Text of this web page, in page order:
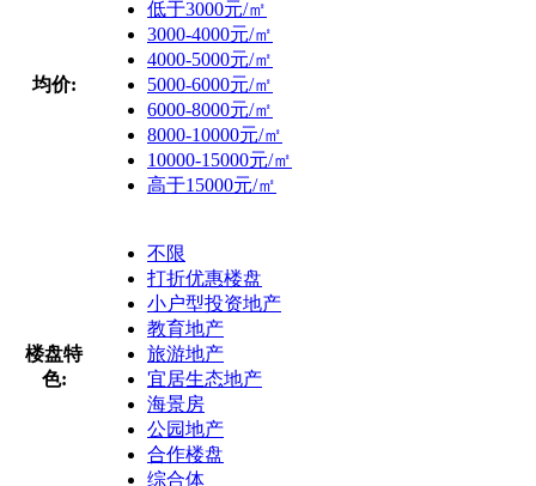
均价:
低于3000元/㎡
3000-4000元/㎡
4000-5000元/㎡
5000-6000元/㎡
6000-8000元/㎡
8000-10000元/㎡
10000-15000元/㎡
高于15000元/㎡
楼盘特
色:
不限
打折优惠楼盘
小户型投资地产
教育地产
旅游地产
宜居生态地产
海景房
公园地产
合作楼盘
综合体